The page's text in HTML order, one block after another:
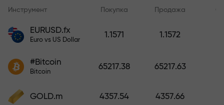
Пополните счёт — и получите
депозита. X1000 — это не
опечатка. Чем больше депозит,
Инструмент Покупка Продажа
EURUSD.fx
Euro vs US Dollar
1.1571 1.1572
#Bitcoin
Bitcoin
65217.38 65217.63
GOLD.m 4357.54 4357.66